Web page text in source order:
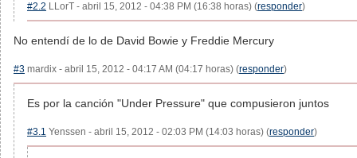
#2.2 LLorT - abril 15, 2012 - 04:38 PM (16:38 horas) (responder)
No entendí de lo de David Bowie y Freddie Mercury
#3 mardix - abril 15, 2012 - 04:17 AM (04:17 horas) (responder)
Es por la canción "Under Pressure" que compusieron juntos
#3.1 Yenssen - abril 15, 2012 - 02:03 PM (14:03 horas) (responder)